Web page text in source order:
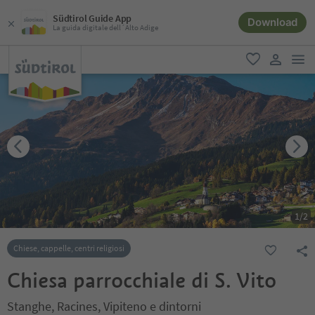
Südtirol Guide App
La guida digitale dell´Alto Adige Download
favoriti
user link
1/2
Chiese, cappelle, centri religiosi
Chiesa parrocchiale di S. Vito
Stanghe, Racines, Vipiteno e dintorni